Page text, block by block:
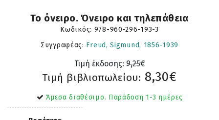
Το όνειρο. Όνειρο και τηλεπάθεια
Κωδικός: 978-960-296-193-3
Συγγραφέας: Freud, Sigmund, 1856-1939
Τιμή έκδοσης: 9,25€
Τιμή βιβλιοπωλείου: 8,30€
Άμεσα διαθέσιμο. Παράδοση 1-3 ημέρες